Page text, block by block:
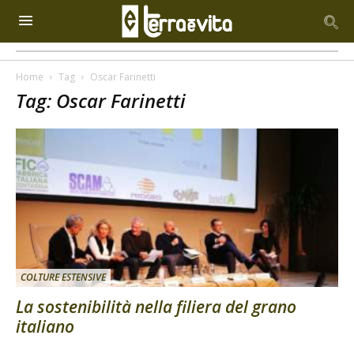
Home Tag Oscar Farinetti
Tag: Oscar Farinetti
COLTURE ESTENSIVE
La sostenibilità nella filiera del grano
italiano